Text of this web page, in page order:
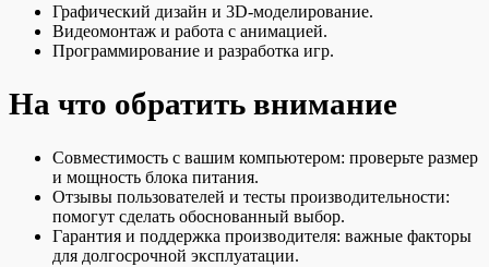
Графический дизайн и 3D-моделирование.
Видеомонтаж и работа с анимацией.
Программирование и разработка игр.
На что обратить внимание
Совместимость с вашим компьютером: проверьте размер
и мощность блока питания.
Отзывы пользователей и тесты производительности:
помогут сделать обоснованный выбор.
Гарантия и поддержка производителя: важные факторы
для долгосрочной эксплуатации.